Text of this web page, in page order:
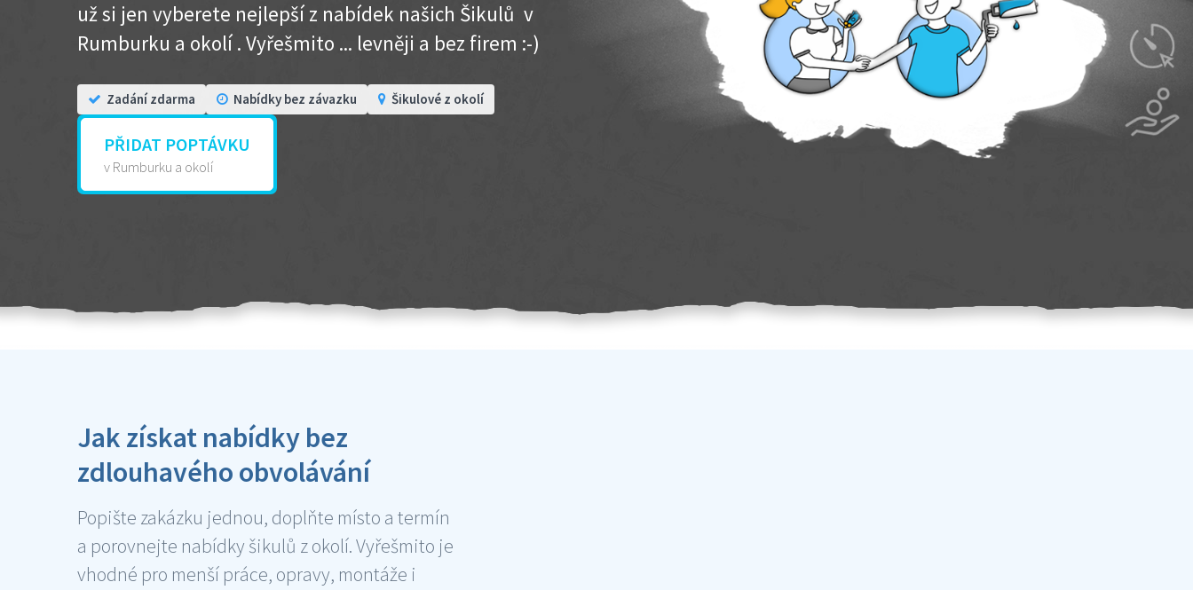
už si jen vyberete nejlepší z nabídek našich Šikulů v
Rumburku a okolí . Vyřešmito ... levněji a bez firem :-)
Zadání zdarma Nabídky bez závazku Šikulové z okolí
PŘIDAT POPTÁVKU
v Rumburku a okolí
Jak získat nabídky bez
zdlouhavého obvolávání
Popište zakázku jednou, doplňte místo a termín
a porovnejte nabídky šikulů z okolí. Vyřešmito je
vhodné pro menší práce, opravy, montáže i